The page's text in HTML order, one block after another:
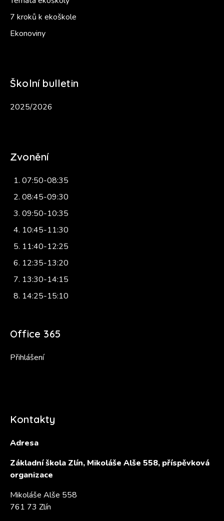
7 kroků k ekoškole
Ekonoviny
Školní bulletin
2025/2026
Zvonění
07:50-08:35
08:45-09:30
09:50-10:35
10:45-11:30
11:40-12:25
12:35-13:20
13:30-14:15
14:25-15:10
Office 365
Přihlášení
Kontakty
Adresa
Základní škola Zlín, Mikoláše Alše 558, příspěvková
organizace
Mikoláše Alše 558
761 73 Zlín